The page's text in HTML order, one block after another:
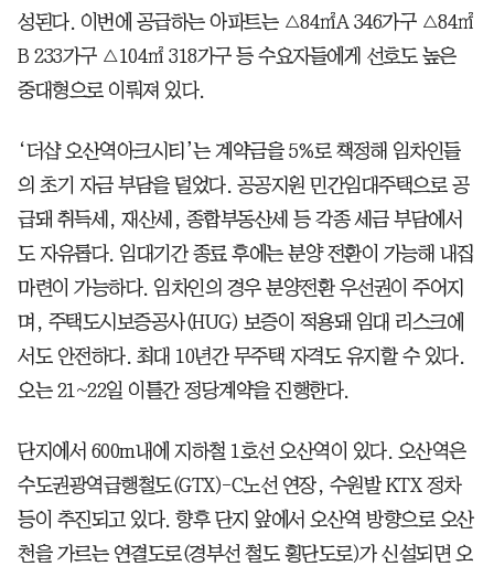
성된다. 이번에 공급하는 아파트는 △84㎡A 346가구 △84㎡
B 233가구 △104㎡ 318가구 등 수요자들에게 선호도 높은
중대형으로 이뤄져 있다.
‘더샵 오산역아크시티’는 계약금을 5%로 책정해 임차인들
의 초기 자금 부담을 덜었다. 공공지원 민간임대주택으로 공
급돼 취득세, 재산세, 종합부동산세 등 각종 세금 부담에서
도 자유롭다. 임대기간 종료 후에는 분양 전환이 가능해 내집
마련이 가능하다. 임차인의 경우 분양전환 우선권이 주어지
며, 주택도시보증공사(HUG) 보증이 적용돼 임대 리스크에
서도 안전하다. 최대 10년간 무주택 자격도 유지할 수 있다.
오는 21~22일 이틀간 정당계약을 진행한다.
단지에서 600m내에 지하철 1호선 오산역이 있다. 오산역은
수도권광역급행철도(GTX)-C노선 연장, 수원발 KTX 정차
등이 추진되고 있다. 향후 단지 앞에서 오산역 방향으로 오산
천을 가르는 연결도로(경부선 철도 횡단도로)가 신설되면 오